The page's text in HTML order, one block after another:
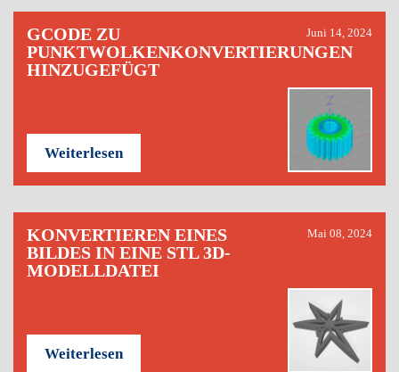
GCODE ZU
PUNKTWOLKENKONVERTIERUNGEN
HINZUGEFÜGT
Juni 14, 2024
Weiterlesen
KONVERTIEREN EINES
BILDES IN EINE STL 3D-
MODELLDATEI
Mai 08, 2024
Weiterlesen